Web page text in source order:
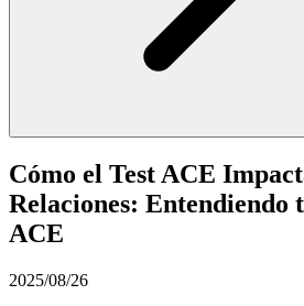
Cómo el Test ACE
Relaciones: Entendiendo
ACE
2025/08/26